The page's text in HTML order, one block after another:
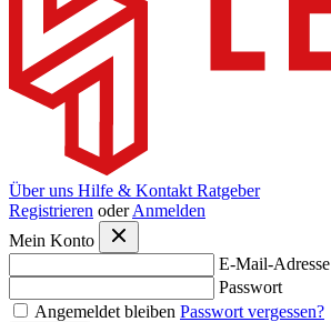
Über uns Hilfe & Kontakt Ratgeber
Registrieren oder Anmelden
Mein Konto
E-Mail-Adresse
Passwort
Angemeldet bleiben Passwort vergessen?